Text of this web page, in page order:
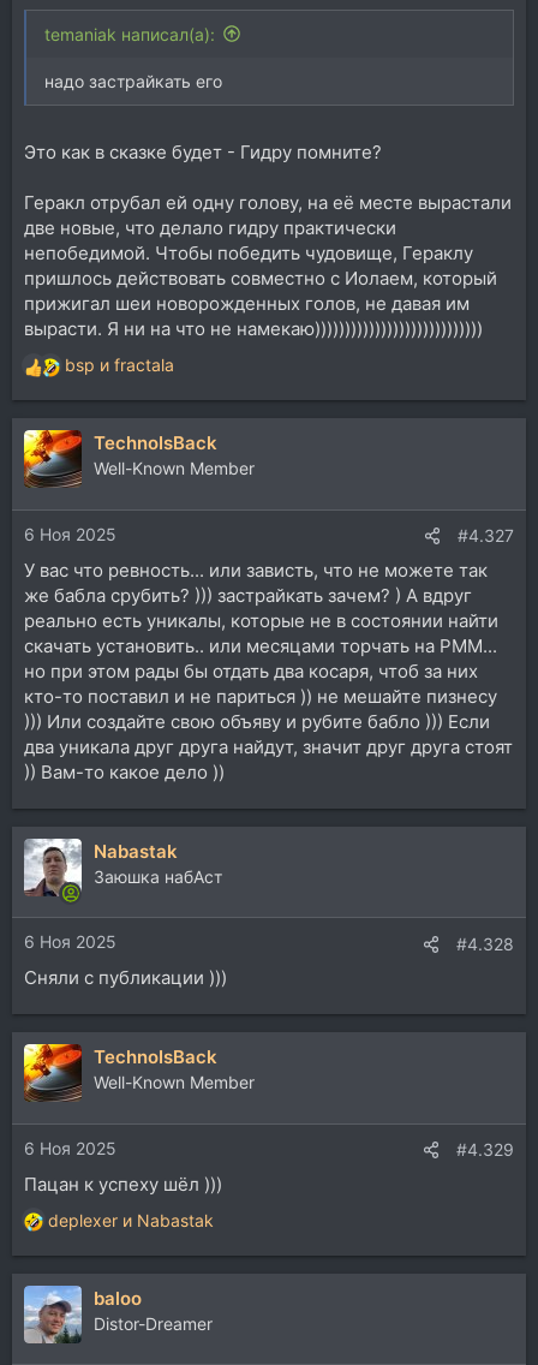
temaniak написал(а):
надо застрайкать его
Это как в сказке будет - Гидру помните?
Геракл отрубал ей одну голову, на её месте вырастали
две новые, что делало гидру практически
непобедимой. Чтобы победить чудовище, Гераклу
пришлось действовать совместно с Иолаем, который
прижигал шеи новорожденных голов, не давая им
вырасти. Я ни на что не намекаю))))))))))))))))))))))))))))
Р
е
а
к
ц
и
и
:
bsp и fractala
TechnoIsBack
Well-Known Member
6 Ноя 2025 #4.327
У вас что ревность... или зависть, что не можете так
же бабла срубить? ))) застрайкать зачем? ) А вдруг
реально есть уникалы, которые не в состоянии найти
скачать установить.. или месяцами торчать на РММ...
но при этом рады бы отдать два косаря, чтоб за них
кто-то поставил и не париться )) не мешайте пизнесу
))) Или создайте свою объяву и рубите бабло ))) Если
два уникала друг друга найдут, значит друг друга стоят
)) Вам-то какое дело ))
Nabastak
Заюшка набАст
6 Ноя 2025 #4.328
Сняли с публикации )))
TechnoIsBack
Well-Known Member
6 Ноя 2025 #4.329
Пацан к успеху шёл )))
Р
е
а
к
ц
и
deplexer и Nabastak
baloo
Distor-Dreamer